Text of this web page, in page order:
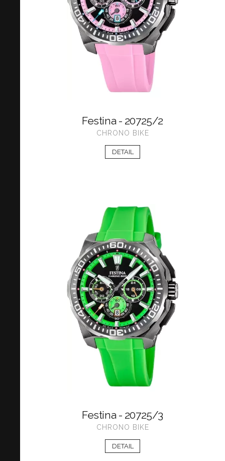
Festina - 20725/2
CHRONO BIKE
DETAIL
Festina - 20725/3
CHRONO BIKE
DETAIL